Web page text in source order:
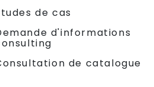
de cas
d'informations
de catalogue